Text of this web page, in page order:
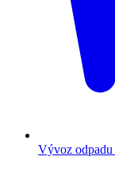
Vývoz odpadu